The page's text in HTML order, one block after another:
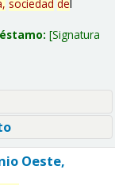
sociedad del
Signatura
Oeste,